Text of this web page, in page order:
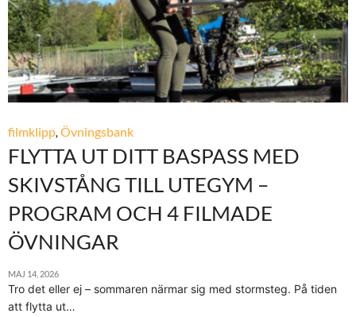
filmklipp,Övningsbank
FLYTTA UT DITT BASPASS MED
SKIVSTÅNG TILL UTEGYM –
PROGRAM OCH 4 FILMADE
ÖVNINGAR
MAJ 14, 2026
Tro det eller ej – sommaren närmar sig med stormsteg. På tiden
att flytta ut…